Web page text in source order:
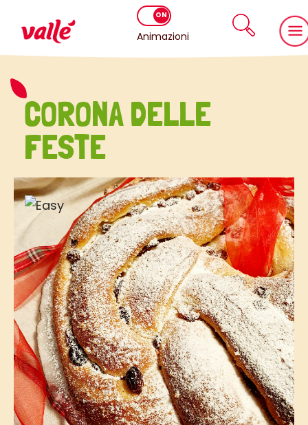
Animazioni
CORONA DELLE
FESTE